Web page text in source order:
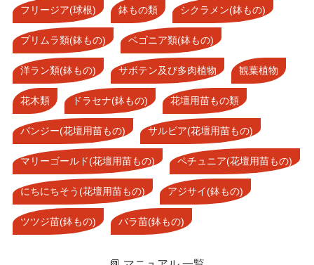
フリージア(球根) 鉢もの類 シクラメン(鉢もの)
プリムラ類(鉢もの) ベゴニア類(鉢もの)
洋ラン類(鉢もの) サボテン及び多肉植物 観葉植物
花木類 ドラセナ(鉢もの) 花壇用苗もの類
パンジー(花壇用苗もの) サルビア(花壇用苗もの)
マリーゴールド(花壇用苗もの) ペチュニア(花壇用苗もの)
にちにちそう(花壇用苗もの) アジサイ(鉢もの)
ツツジ苗(鉢もの) バラ苗(鉢もの)